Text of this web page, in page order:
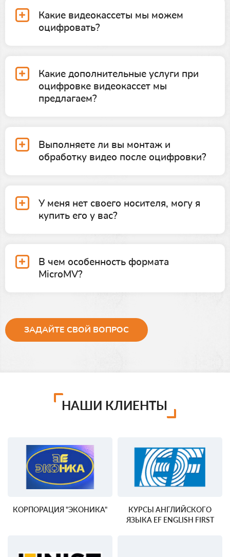
Какие видеокассеты мы можем
оцифровать?
Какие дополнительные услуги при
оцифровке видеокассет мы
предлагаем?
Выполняете ли вы монтаж и
обработку видео после оцифровки?
У меня нет своего носителя, могу я
купить его у вас?
В чем особенность формата
MicroMV?
ЗАДАЙТЕ СВОЙ ВОПРОС
НАШИ КЛИЕНТЫ
КОРПОРАЦИЯ "ЭКОНИКА"
КУРСЫ АНГЛИЙСКОГО
ЯЗЫКА EF ENGLISH FIRST